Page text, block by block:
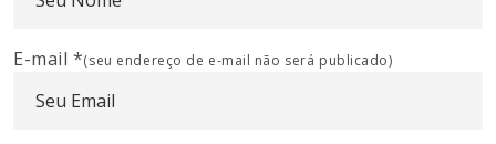
E-mail *(seu endereço de e-mail não será publicado)